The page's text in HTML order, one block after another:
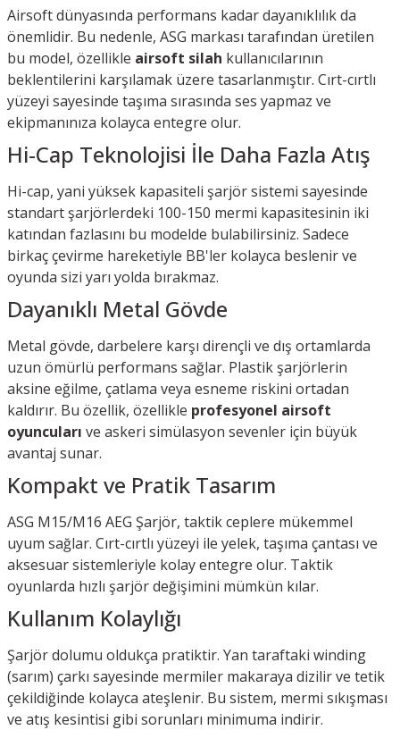
Airsoft dünyasında performans kadar dayanıklılık da
önemlidir. Bu nedenle, ASG markası tarafından üretilen
bu model, özellikle airsoft silah kullanıcılarının
beklentilerini karşılamak üzere tasarlanmıştır. Cırt-cırtlı
yüzeyi sayesinde taşıma sırasında ses yapmaz ve
ekipmanınıza kolayca entegre olur.
Hi-Cap Teknolojisi İle Daha Fazla Atış
Hi-cap, yani yüksek kapasiteli şarjör sistemi sayesinde
standart şarjörlerdeki 100-150 mermi kapasitesinin iki
katından fazlasını bu modelde bulabilirsiniz. Sadece
birkaç çevirme hareketiyle BB'ler kolayca beslenir ve
oyunda sizi yarı yolda bırakmaz.
Dayanıklı Metal Gövde
Metal gövde, darbelere karşı dirençli ve dış ortamlarda
uzun ömürlü performans sağlar. Plastik şarjörlerin
aksine eğilme, çatlama veya esneme riskini ortadan
kaldırır. Bu özellik, özellikle profesyonel airsoft
oyuncuları ve askeri simülasyon sevenler için büyük
avantaj sunar.
Kompakt ve Pratik Tasarım
ASG M15/M16 AEG Şarjör, taktik ceplere mükemmel
uyum sağlar. Cırt-cırtlı yüzeyi ile yelek, taşıma çantası ve
aksesuar sistemleriyle kolay entegre olur. Taktik
oyunlarda hızlı şarjör değişimini mümkün kılar.
Kullanım Kolaylığı
Şarjör dolumu oldukça pratiktir. Yan taraftaki winding
(sarım) çarkı sayesinde mermiler makaraya dizilir ve tetik
çekildiğinde kolayca ateşlenir. Bu sistem, mermi sıkışması
ve atış kesintisi gibi sorunları minimuma indirir.